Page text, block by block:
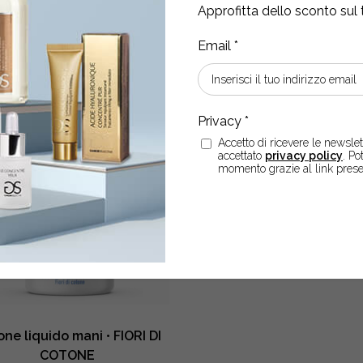
Approfitta dello sconto sul
Accetto di ricevere le
accettato privacy policy .
momento grazie al link
mani
FIORI
BIANCHI,
MUSCHIO
E
AMBRA
quantity
ACQUISTA
LATTE
CREMA
quantity
- +
liquido mani • FIORI DI
COTONE